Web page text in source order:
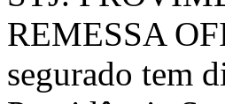
REMESSA
segurado tem